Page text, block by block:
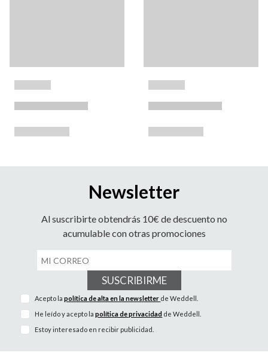
Newsletter
Al suscribirte obtendrás 10€ de descuento no
acumulable con otras promociones
SUSCRIBIRME
Acepto lapolítica de alta en la newsletter de Weddell.
He leído y acepto lapolítica de privacidad de Weddell.
Estoy interesado en recibir publicidad.